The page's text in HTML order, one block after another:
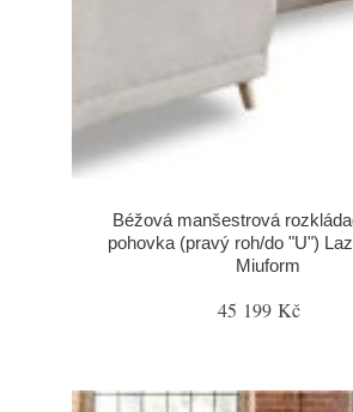
Béžová manšestrová
pohovka (pravý roh/do "U")
Miuform
45 199 Kč